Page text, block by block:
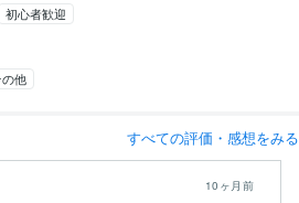
初心者歓迎
の他
すべての評価・感想をみる
10ヶ月前